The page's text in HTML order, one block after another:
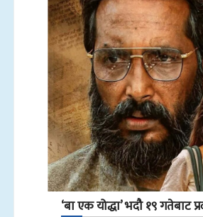
‘बा एक योद्धा’ भदौ १९ गतेबाट